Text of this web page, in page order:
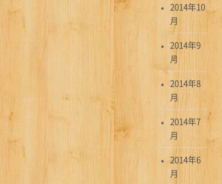
2014年10
月
2014年9
月
2014年8
月
2014年7
月
2014年6
月